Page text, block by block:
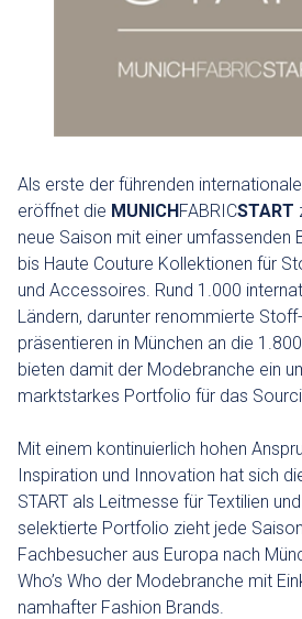
Als erste der führenden
eröffnet die MUNICHFABRICSTART
neue Saison mit einer umfassenden
bis Haute Couture Kollektionen für
und Accessoires. Rund 1.000
Ländern, darunter renommierte
präsentieren in München an die
bieten damit der Modebranche ein
marktstarkes Portfolio für das
Mit einem kontinuierlich hohen
Inspiration und Innovation hat sich
START als Leitmesse für Textilien
selektierte Portfolio zieht jede
Fachbesucher aus Europa nach
Who’s Who der Modebranche mit
namhafter Fashion Brands.